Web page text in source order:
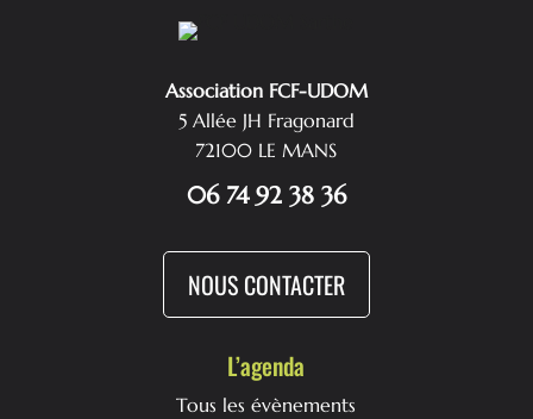
Association FCF-UDOM
5 Allée JH Fragonard
72100 LE MANS
06 74 92 38 36
NOUS CONTACTER
L’agenda
Tous les évènements